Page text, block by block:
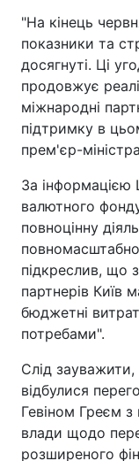
"На кінець
показники та
досягнуті. Ці
продовжує
міжнародні
підтримку в
прем'єр-
За інформацією
валютного
повноцінну
підкреслив, що
партнерів Київ
бюджетні
потребами".
Слід
відбулися
Гевіном Греєм з
влади щодо
розширеного